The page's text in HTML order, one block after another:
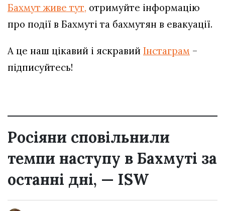
Бахмут живе тут, отримуйте інформацію
про події в Бахмуті та бахмутян в евакуації.
А це наш цікавий і яскравий Інстаграм –
підписуйтесь!
Росіяни сповільнили
темпи наступу в Бахмуті за
останні дні, — ISW